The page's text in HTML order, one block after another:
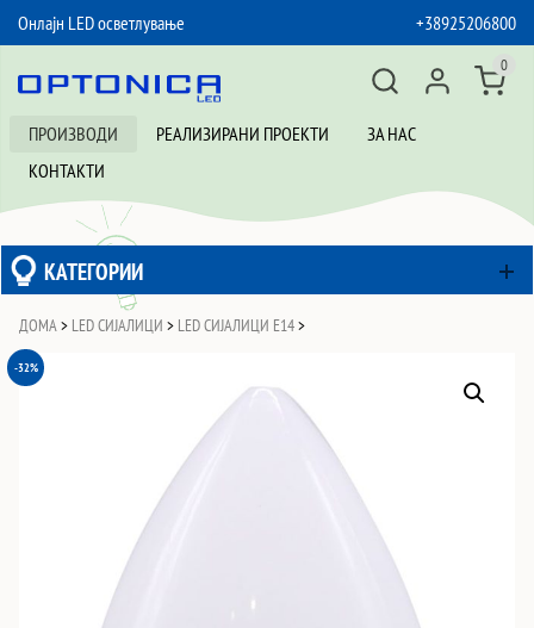
Онлајн LED осветлување
+38925206800
ПРОИЗВОДИ РЕАЛИЗИРАНИ ПРОЕКТИ
ЗА НАС
КОНТАКТИ
0
КАТЕГОРИИ
ДОМА > LED СИЈАЛИЦИ > LED СИЈАЛИЦИ Е14>
-32%